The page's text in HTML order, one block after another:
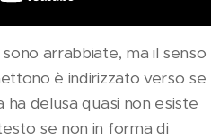
arrabbiate, ma il senso
è indirizzato verso se
ha delusa quasi non esiste
se non in forma di